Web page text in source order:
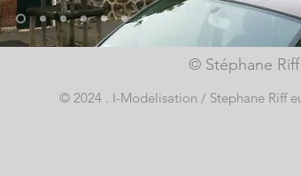
© Stéphane Riff
© 2024 . I-Modelisation / Stephane Riff